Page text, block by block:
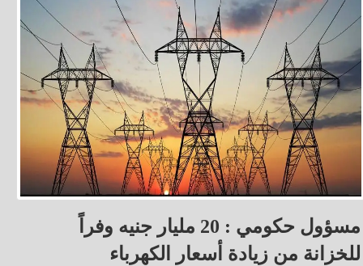
مسؤول حكومي : 20 مليار جنيه وفراً
للخزانة من زيادة أسعار الكهرباء